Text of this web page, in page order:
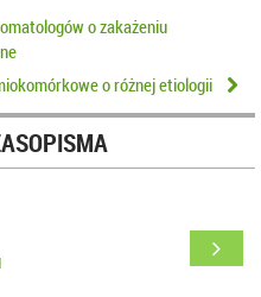
o zakażeniu
o różnej etiologii